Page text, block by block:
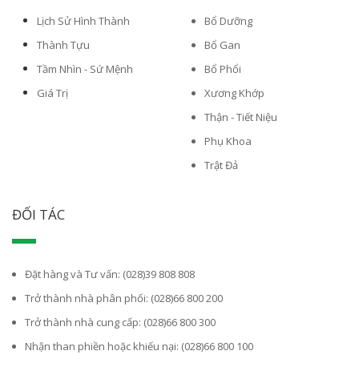
Lịch Sử Hình Thành
Thành Tựu
Tầm Nhìn - Sứ Mệnh
Giá Trị
Bổ Dưỡng
Bổ Gan
Bổ Phổi
Xương Khớp
Thận - Tiết Niệu
Phụ Khoa
Trật Đả
ĐỐI TÁC
Đặt hàng và Tư vấn: (028)39 808 808
Trở thành nhà phân phối: (028)66 800 200
Trở thành nhà cung cấp: (028)66 800 300
Nhận than phiền hoặc khiếu nại: (028)66 800 100